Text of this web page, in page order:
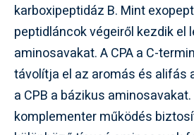
karboxipeptidáz B. Mint
peptidláncok végeiről kezdik el
aminosavakat. A CPA a C-
távolítja el az aromás és alifás
a CPB a bázikus aminosavakat.
komplementer működés